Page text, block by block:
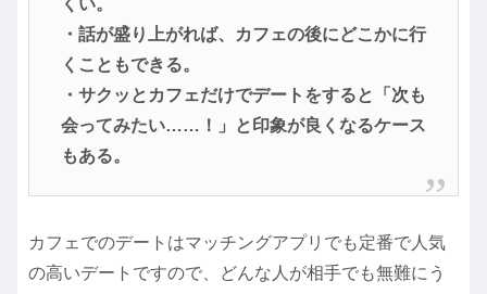
・話が盛り上がれば、カフェの後にどこかに行
くこともできる。
・サクッとカフェだけでデートをすると「次も
会ってみたい……！」と印象が良くなるケース
もある。
カフェでのデートはマッチングアプリでも定番で人気
の高いデートですので、どんな人が相手でも無難にう